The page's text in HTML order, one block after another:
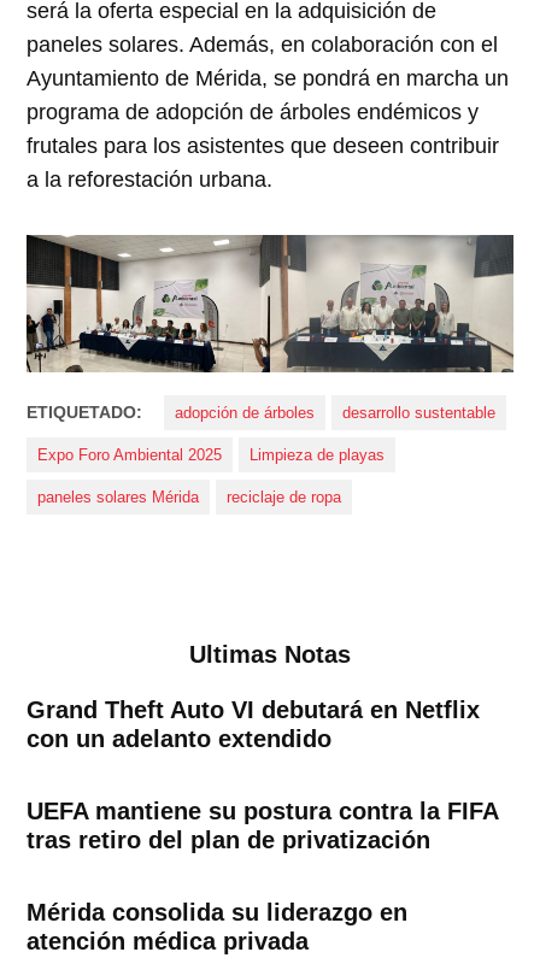
será la oferta especial en la adquisición de
paneles solares. Además, en colaboración con el
Ayuntamiento de Mérida, se pondrá en marcha un
programa de adopción de árboles endémicos y
frutales para los asistentes que deseen contribuir
a la reforestación urbana.
ETIQUETADO: adopción de árboles desarrollo sustentable
Expo Foro Ambiental 2025 Limpieza de playas
paneles solares Mérida reciclaje de ropa
Ultimas Notas
Grand Theft Auto VI debutará en Netflix
con un adelanto extendido
UEFA mantiene su postura contra la FIFA
tras retiro del plan de privatización
Mérida consolida su liderazgo en
atención médica privada